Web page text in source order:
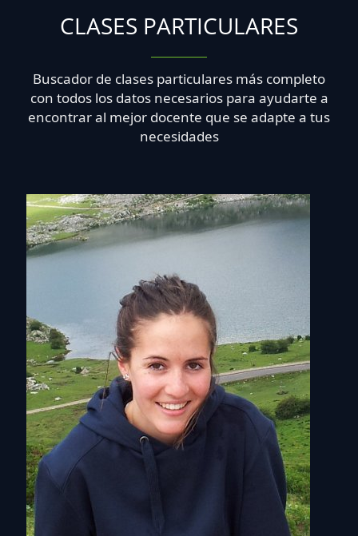
CLASES PARTICULARES
Buscador de clases particulares más completo
con todos los datos necesarios para ayudarte a
encontrar al mejor docente que se adapte a tus
necesidades